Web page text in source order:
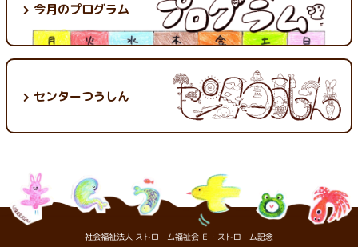
今月のプログラム
センターつうしん